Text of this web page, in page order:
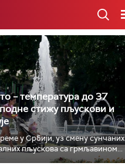
– температура до 37
стижу пљускови и
у Србији, уз смену сунчаних
пљускова са грмљавином...